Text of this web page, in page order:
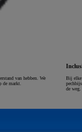
van hebben. We
de markt.
Bij elke
de weg.